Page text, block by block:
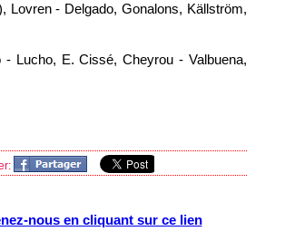
Lovren - Delgado, Gonalons, Källström,
Lucho, E. Cissé, Cheyrou - Valbuena,
nous en cliquant sur ce lien